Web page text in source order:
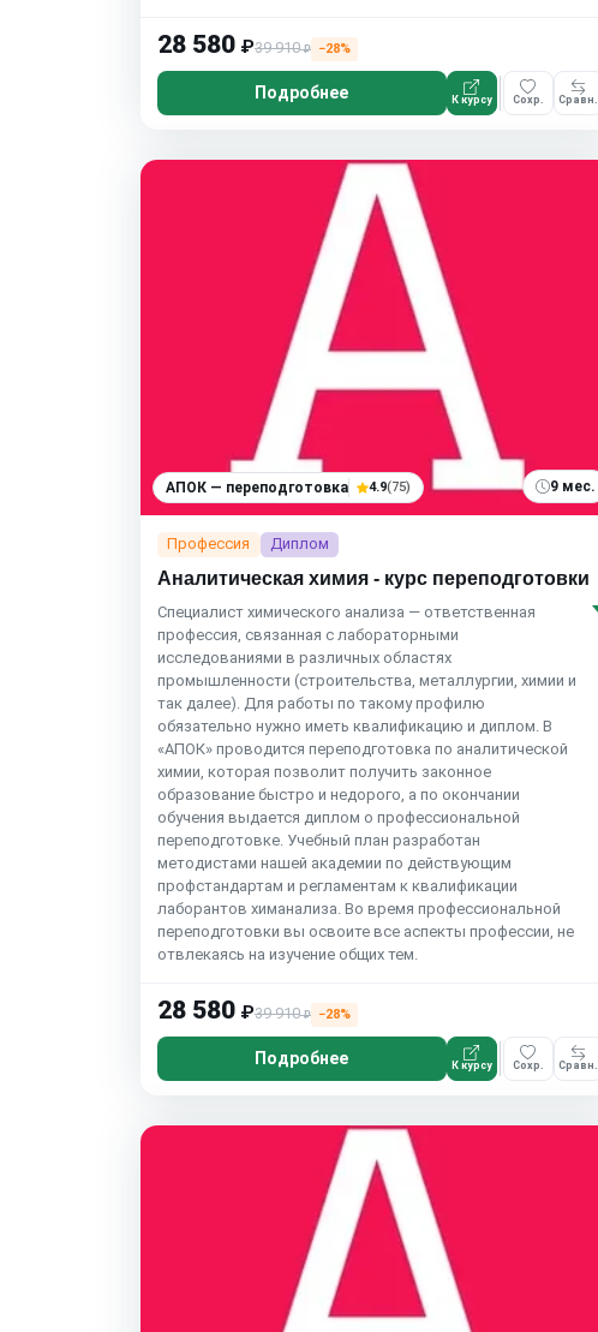
28 580 ₽39 910₽ −28%
Подробнее К курсу Сохр. Сравн.
АПОК — переподготовка 4.9(75) 9 мес.
Профессия Диплом
Аналитическая химия - курс переподготовки
Специалист химического анализа — ответственная
профессия, связанная с лабораторными
исследованиями в различных областях
промышленности (строительства, металлургии, химии и
так далее). Для работы по такому профилю
обязательно нужно иметь квалификацию и диплом. В
«АПОК» проводится переподготовка по аналитической
химии, которая позволит получить законное
образование быстро и недорого, а по окончании
обучения выдается диплом о профессиональной
переподготовке. Учебный план разработан
методистами нашей академии по действующим
профстандартам и регламентам к квалификации
лаборантов химанализа. Во время профессиональной
переподготовки вы освоите все аспекты профессии, не
отвлекаясь на изучение общих тем.
28 580 ₽39 910₽ −28%
Подробнее К курсу Сохр. Сравн.